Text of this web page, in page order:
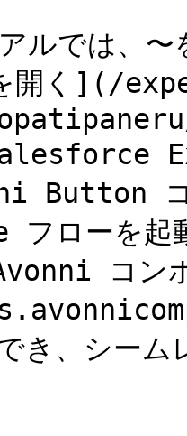
ルでは、
を開く](/
Button コ
ローを起
コン
き、シーム